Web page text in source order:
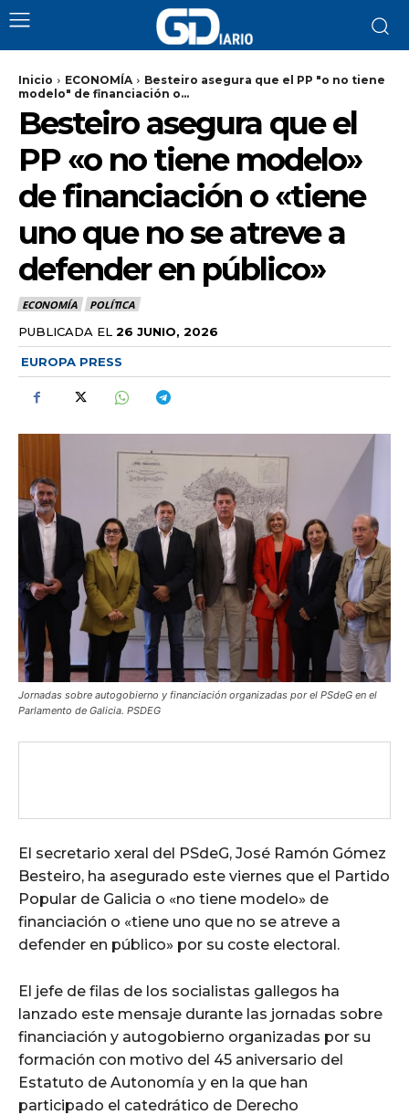
Inicio ECONOMÍA
Besteiro asegura que el PP "o no tiene
modelo" de financiación o...
Besteiro asegura que el
PP «o no tiene modelo»
de financiación o «tiene
uno que no se atreve a
defender en público»
ECONOMÍA POLÍTICA
PUBLICADA EL 26 JUNIO, 2026
EUROPA PRESS
Jornadas sobre autogobierno y financiación organizadas por el PSdeG en el
Parlamento de Galicia. PSDEG
El secretario xeral del PSdeG, José Ramón Gómez
Besteiro, ha asegurado este viernes que el Partido
Popular de Galicia o «no tiene modelo» de
financiación o «tiene uno que no se atreve a
defender en público» por su coste electoral.
El jefe de filas de los socialistas gallegos ha
lanzado este mensaje durante las jornadas sobre
financiación y autogobierno organizadas por su
formación con motivo del 45 aniversario del
Estatuto de Autonomía y en la que han
participado el catedrático de Derecho